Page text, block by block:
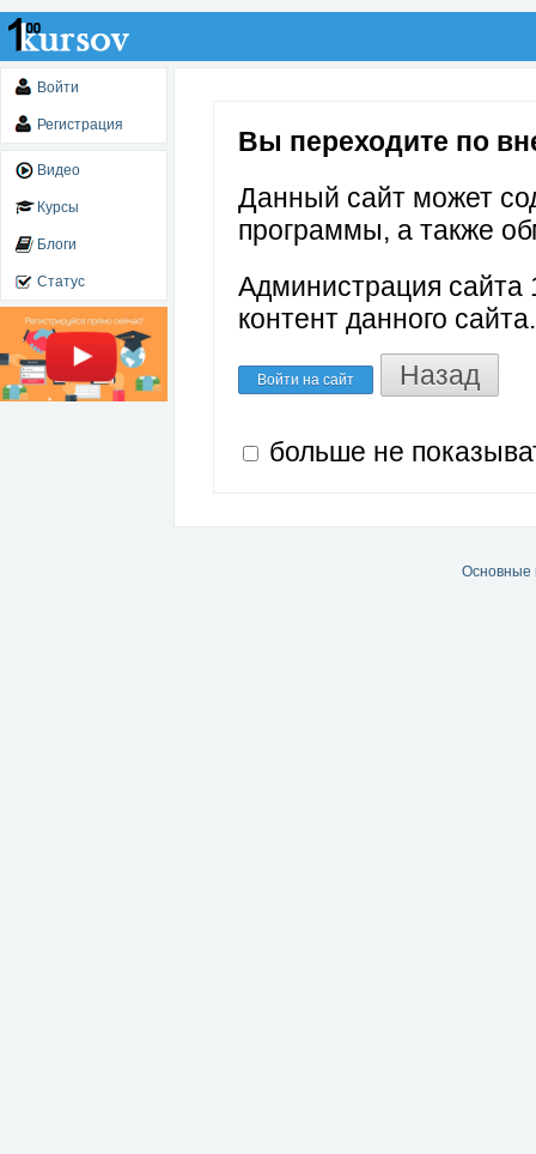
Войти
Регистрация
Видео
Курсы
Блоги
Статус
Вы переходите по
Данный сайт может
программы, а также
Администрация сайта
контент данного сайта.
Войти на сайт Назад
больше не
Основные